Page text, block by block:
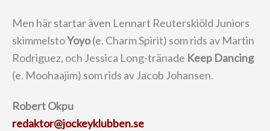
Men här startar även Lennart Reuterskiöld Juniors
skimmelstoYoyo(e. Charm Spirit) som rids av Martin
Rodriguez, och Jessica Long-tränade Keep Dancing
(e. Moohaajim) som rids av Jacob Johansen.
Robert Okpu
redaktor@jockeyklubben.se